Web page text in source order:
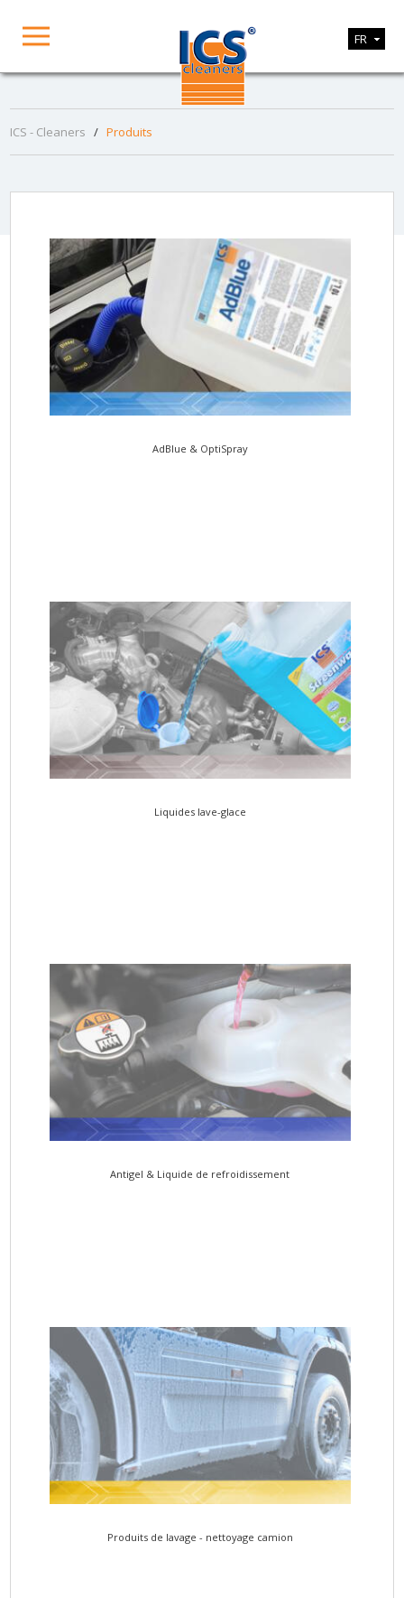
FR
ICS - Cleaners / Produits
AdBlue & OptiSpray
Liquides lave-glace
Antigel & Liquide de refroidissement
Produits de lavage - nettoyage camion